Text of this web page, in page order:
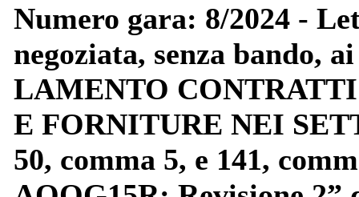
Numero gara: 8/2024 -
negoziata, senza bando,
LAMENTO
E FORNITURE NEI
50, comma 5, e 141,